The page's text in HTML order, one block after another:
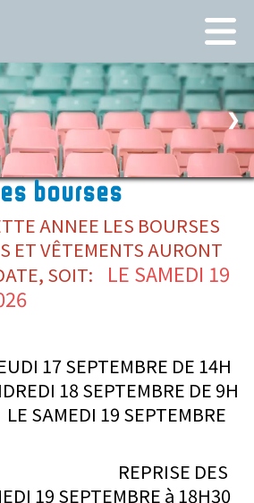
❯
bourses
ANNEE LES BOURSES
ET VÊTEMENTS AURONT
SOIT: LE SAMEDI 19
17 SEPTEMBRE DE 14H
18 SEPTEMBRE DE 9H
SAMEDI 19 SEPTEMBRE
REPRISE DES
19 SEPTEMBRE à 18H30